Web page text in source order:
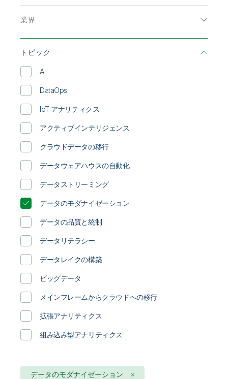
ソリューション概要
データシート
ビデオ
ホワイトペーパー
顧客事例
データ分析
業界
エネルギーおよび公共事業
コミュニケーション
ハイテク
公共部門
医療
小売
消費者製品
生命科学
製造
輸送 / ロジスティクス
金融サービス
トピック
AI
DataOps
IoT アナリティクス
アクティブインテリジェンス
クラウドデータの移行
データウェアハウスの自動化
データストリーミング
データのモダナイゼーション
データの品質と統制
データリテラシー
データレイクの構築
ビッグデータ
メインフレームからクラウドへの移行
拡張アナリティクス
組み込み型アナリティクス
データのモダナイゼーション